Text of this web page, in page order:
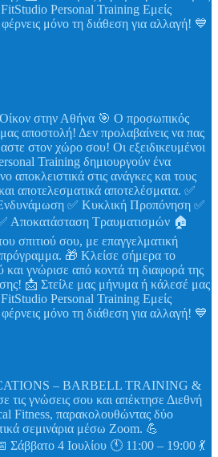
στην Αθήνα 🎯 Ο προσωπικός
αποστολή! Δεν προλαβαίνεις να πας
στον χώρο σου! Οι εξειδικευμένοι
Training δημιουργούν ένα
στις ανάγκες και τους
αποτελεσματικά αποτελέσματα. ✅
✅ Κυκλική Προπόνηση ✅
Αποκατάσταση Τραυματισμών 🏠
σπιτιού σου, με επαγγελματική
πρόγραμμα. 🎁 Κλείσε σήμερα το
και γνώρισε από κοντά τη διαφορά της
📩 Στείλε μας μήνυμα ή κάλεσέ μας
Personal Training Εμείς
μόνο τη διάθεση για αλλαγή! 💙